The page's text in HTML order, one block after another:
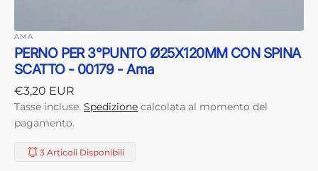
AMA
PERNO PER 3°PUNTO Ø25X120MM CON SPINA
SCATTO - 00179 - Ama
Prezzo
di
listino
€3,20 EUR
Tasse incluse. Spedizione calcolata al momento del
pagamento.
3 Articoli Disponibili